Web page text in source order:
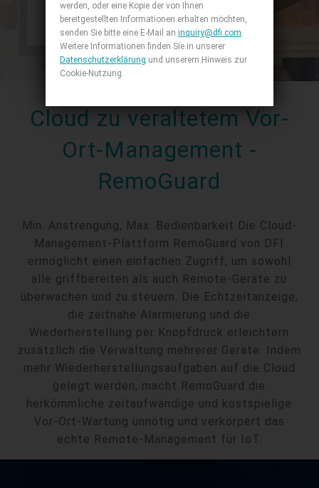
Cloud zu veraltetem Vor-
Ort-Management -
RemoGuard
Min. Anstrengung, Max. Bedienbarkeit Die Cloud-
Management-Plattform RemoGuard von DFI
ermöglicht einen einfachen Zugriff, um sowohl
alle griffbereiten als auch Remote-Geräte zu
überwachen und zu steuern. Die Echtzeitanzeige,
die zeitnahe Alarmierung und die
Wiederherstellung per Knopfdruck erleichtern
zusätzlich die Verwaltung mehrerer Geräte. Indem
mehr Wiederherstellungsaufgaben auf die Cloud
gelegt werden, macht RemoGuard die
herkömmliche zeitaufwändige und kostspielige
Vor-Ort-Wartung unnötig und verkörpert das
echte Remote-Management für IoT.
werden, oder eine Kopie der von Ihnen
bereitgestellten Informationen erhalten möchten,
senden Sie bitte eine E-Mail an inquiry@dfi.com.
Weitere Informationen finden Sie in unserer
Datenschutzerklärung und unserem Hinweis zur
Cookie-Nutzung.